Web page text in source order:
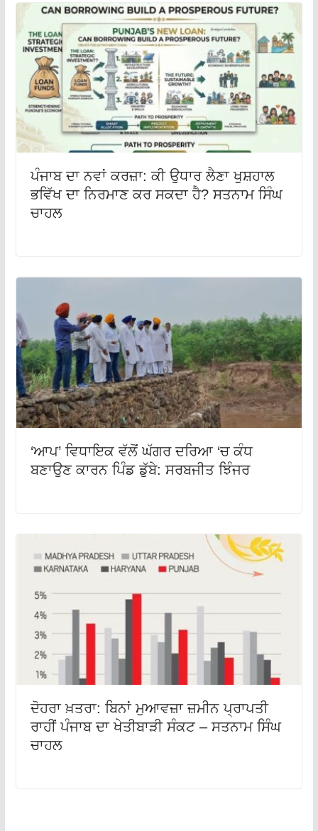
ਪੰਜਾਬ ਦਾ ਨਵਾਂ ਕਰਜ਼ਾ: ਕੀ ਉਧਾਰ ਲੈਣਾ ਖੁਸ਼ਹਾਲ
ਭਵਿੱਖ ਦਾ ਨਿਰਮਾਣ ਕਰ ਸਕਦਾ ਹੈ? ਸਤਨਾਮ ਸਿੰਘ
ਚਾਹਲ
‘ਆਪ’ ਵਿਧਾਇਕ ਵੱਲੋਂ ਘੱਗਰ ਦਰਿਆ ‘ਚ ਕੰਧ
ਬਣਾਉਣ ਕਾਰਨ ਪਿੰਡ ਡੁੱਬੇ: ਸਰਬਜੀਤ ਝਿੰਜਰ
ਦੋਹਰਾ ਖ਼ਤਰਾ: ਬਿਨਾਂ ਮੁਆਵਜ਼ਾ ਜ਼ਮੀਨ ਪ੍ਰਾਪਤੀ
ਰਾਹੀਂ ਪੰਜਾਬ ਦਾ ਖੇਤੀਬਾੜੀ ਸੰਕਟ – ਸਤਨਾਮ ਸਿੰਘ
ਚਾਹਲ